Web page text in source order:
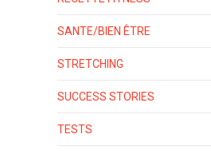
SANTE/BIEN ÊTRE
STRETCHING
SUCCESS STORIES
TESTS